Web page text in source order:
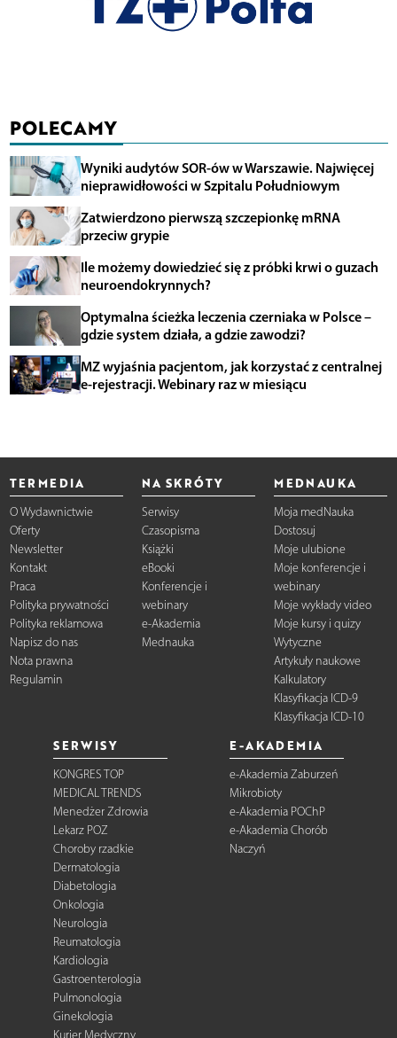
POLECAMY
Wyniki audytów SOR-ów w Warszawie. Najwięcej
nieprawidłowości w Szpitalu Południowym
Zatwierdzono pierwszą szczepionkę mRNA
przeciw grypie
Ile możemy dowiedzieć się z próbki krwi o guzach
neuroendokrynnych?
Optymalna ścieżka leczenia czerniaka w Polsce –
gdzie system działa, a gdzie zawodzi?
MZ wyjaśnia pacjentom, jak korzystać z centralnej
e-rejestracji. Webinary raz w miesiącu
TERMEDIA
O Wydawnictwie
Oferty
Newsletter
Kontakt
Praca
Polityka prywatności
Polityka reklamowa
Napisz do nas
Nota prawna
Regulamin
NA SKRÓTY
Serwisy
Czasopisma
Książki
eBooki
Konferencje i
webinary
e-Akademia
Mednauka
MEDNAUKA
Moja medNauka
Dostosuj
Moje ulubione
Moje konferencje i
webinary
Moje wykłady video
Moje kursy i quizy
Wytyczne
Artykuły naukowe
Kalkulatory
Klasyfikacja ICD-9
Klasyfikacja ICD-10
SERWISY
KONGRES TOP
MEDICAL TRENDS
Menedżer Zdrowia
Lekarz POZ
Choroby rzadkie
Dermatologia
Diabetologia
Onkologia
Neurologia
Reumatologia
Kardiologia
Gastroenterologia
Pulmonologia
Ginekologia
Kurier Medyczny
E-AKADEMIA
e-Akademia Zaburzeń
Mikrobioty
e-Akademia POChP
e-Akademia Chorób
Naczyń